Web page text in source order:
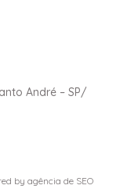
André – SP/
by agência de SEO